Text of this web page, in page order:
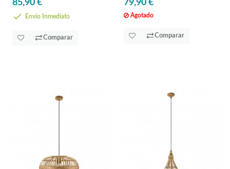
85,90 €
Envío Inmediato
Comparar
79,90 €
Agotado
Comparar